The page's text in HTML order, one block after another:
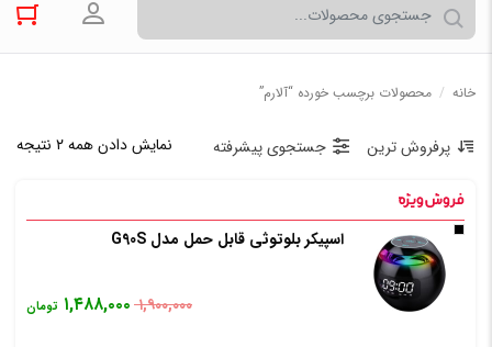
ورود به
خانه / محصولات برچسب خورده “آلارم”
نمایش دادن همه ۲ نتیجه پرفروش ترین جستجوی پیشرفته
اسپیکر بلوتوثی قابل حمل مدل G90S
۱,۹۰۰,۰۰۰ ۱,۴۸۸,۰۰۰ تومان